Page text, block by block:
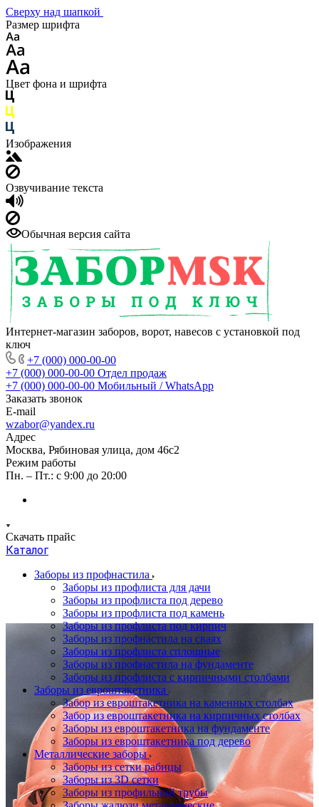
Сверху над шапкой
Размер шрифта
Цвет фона и шрифта
Изображения
Озвучивание текста
Обычная версия сайта
Интернет-магазин заборов, ворот, навесов с установкой под
ключ
+7 (000) 000-00-00
+7 (000) 000-00-00 Отдел продаж
+7 (000) 000-00-00 Мобильный / WhatsApp
Заказать звонок
E-mail
wzabor@yandex.ru
Адрес
Москва, Рябиновая улица, дом 46с2
Режим работы
Пн. – Пт.: с 9:00 до 20:00
Скачать прайс
Каталог
Заборы из профнастила
Заборы из профлиста для дачи
Заборы из профлиста под дерево
Заборы из профлиста под камень
Заборы из профлиста под кирпич
Заборы из профнастила на сваях
Заборы из профлиста сплошные
Заборы из профнастила на фундаменте
Заборы из профлиста с кирпичными столбами
Заборы из евроштакетника
Забор из евроштакетника на каменных столбах
Забор из евроштакетника на кирпичных столбах
Заборы из евроштакетника на фундаменте
Заборы из евроштакетника под дерево
Металлические заборы
Заборы из сетки рабицы
Заборы из 3D сетки
Заборы из профильной трубы